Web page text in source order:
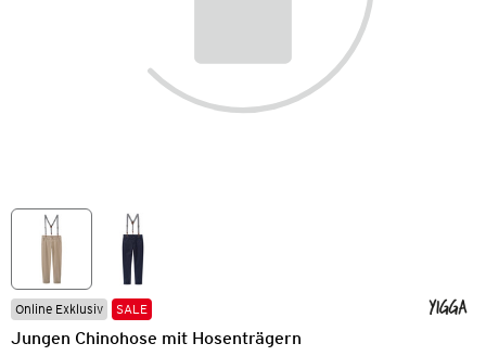
Online Exklusiv SALE
Jungen Chinohose mit Hosenträgern